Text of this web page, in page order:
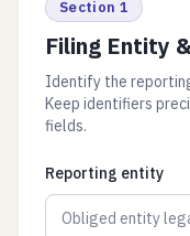
Section 1
Filing Entity
Identify the
Keep identifiers
fields.
Reporting entity